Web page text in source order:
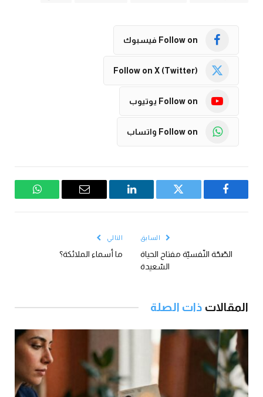
Follow on فيسبوك
Follow on X (Twitter)
Follow on يوتيوب
Follow on واتساب
فيسبوك تويتر لينكدإن
البريد
واتساب
السابق
الصّحّة النّفسيّة مفتاح الحياة
السّعيدة
التالي
ما أسماء الملائكة؟
المقالات ذات الصلة